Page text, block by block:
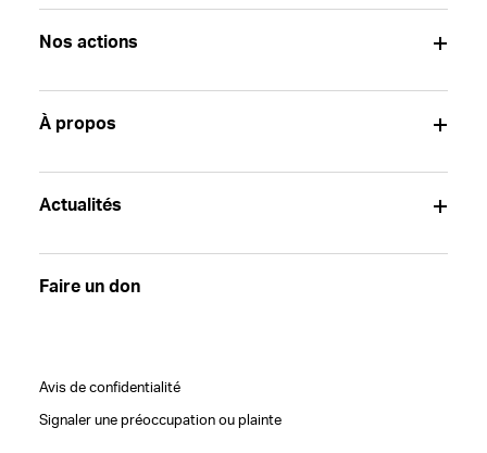
Nos actions
À propos
Actualités
Faire un don
Avis de confidentialité
Signaler une préoccupation ou plainte